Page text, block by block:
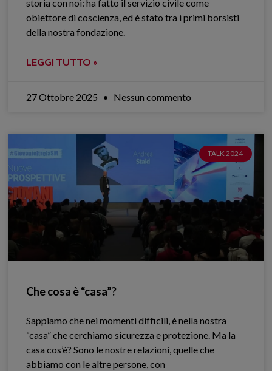
storia con noi: ha fatto il servizio civile come
obiettore di coscienza, ed è stato tra i primi borsisti
della nostra fondazione.
LEGGI TUTTO »
27 Ottobre 2025 Nessun commento
TALK 2024
Che cosa è “casa”?
Sappiamo che nei momenti difficili, è nella nostra
“casa” che cerchiamo sicurezza e protezione. Ma la
casa cos’è? Sono le nostre relazioni, quelle che
abbiamo con le altre persone, con